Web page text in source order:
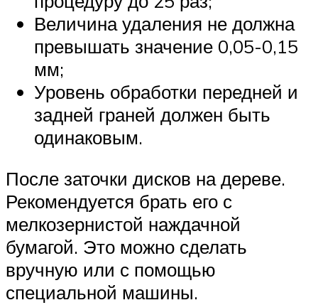
Величина удаления не должна
превышать значение 0,05-0,15
мм;
Уровень обработки передней и
задней граней должен быть
одинаковым.
После заточки дисков на дереве.
Рекомендуется брать его с
мелкозернистой наждачной
бумагой. Это можно сделать
вручную или с помощью
специальной машины.